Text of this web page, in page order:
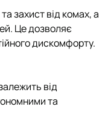
захист від комах, а
Це дозволяє
дискомфорту.
від
та